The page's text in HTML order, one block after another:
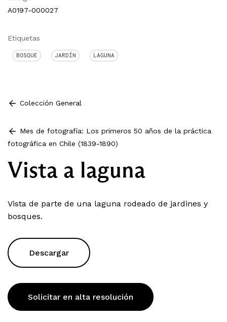
A0197-000027
Etiquetas
BOSQUE JARDÍN LAGUNA
Colección General
Mes de fotografía: Los primeros 50 años de la práctica
fotográfica en Chile (1839-1890)
Vista a laguna
Vista de parte de una laguna rodeado de jardines y
bosques.
Descargar
Solicitar en alta resolución